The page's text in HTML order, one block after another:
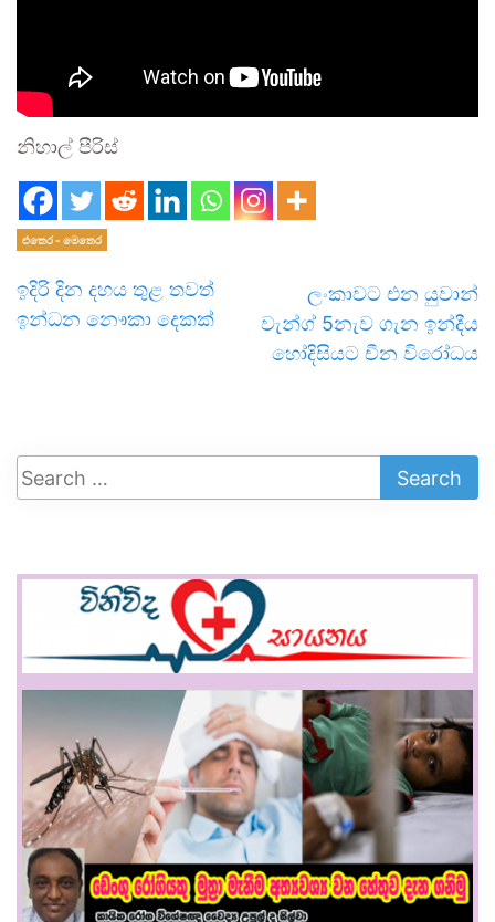
නිහාල් පීරිස්
එතෙර - මෙතෙර
ඉදිරි දින දහය තුළ තවත්
ඉන්ධන නෞකා දෙකක්
ලංකාවට එන යුවාන්
වැන්ග් 5නැව ගැන ඉන්දීය
හෝදිසියට චීන විරෝධය